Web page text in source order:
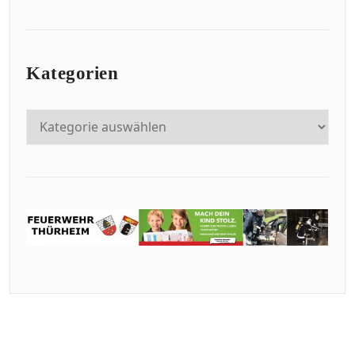
Kategorien